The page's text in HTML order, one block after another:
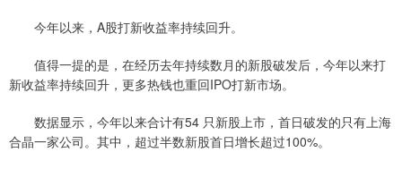
今年以来，A股打新收益率持续回升。
值得一提的是，在经历去年持续数月的新股破发后，今年以来打
新收益率持续回升，更多热钱也重回IPO打新市场。
数据显示，今年以来合计有54 只新股上市，首日破发的只有上海
合晶一家公司。其中，超过半数新股首日增长超过100%。